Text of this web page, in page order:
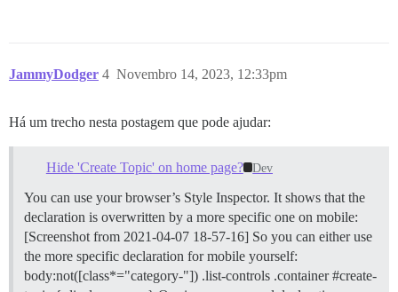
JammyDodger Novembro 14, 2023, 12:33pm
4
Há um trecho nesta postagem que pode ajudar:
Hide 'Create Topic' on home page? Dev
You can use your browser’s Style Inspector. It shows that the
declaration is overwritten by a more specific one on mobile:
[Screenshot from 2021-04-07 18-57-16] So you can either use
the more specific declaration for mobile yourself:
body:not([class*="category-"]) .list-controls .container #create-